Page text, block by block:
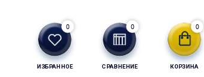
ИЗБРАННОЕ
0
СРАВНЕНИЕ
0
КОРЗИНА
0